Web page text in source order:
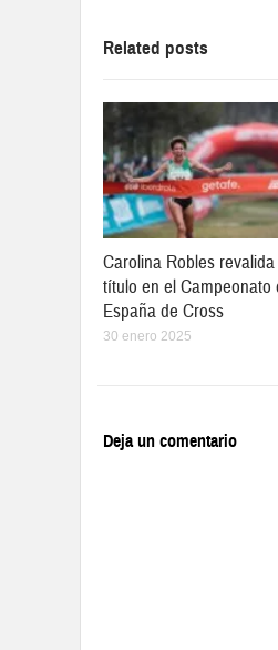
Related posts
Carolina Robles revalida
título en el Campeonato
España de Cross
30 enero 2025
Deja un comentario